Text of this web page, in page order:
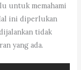
untuk memahami
ini diperlukan
tidak
yang ada.